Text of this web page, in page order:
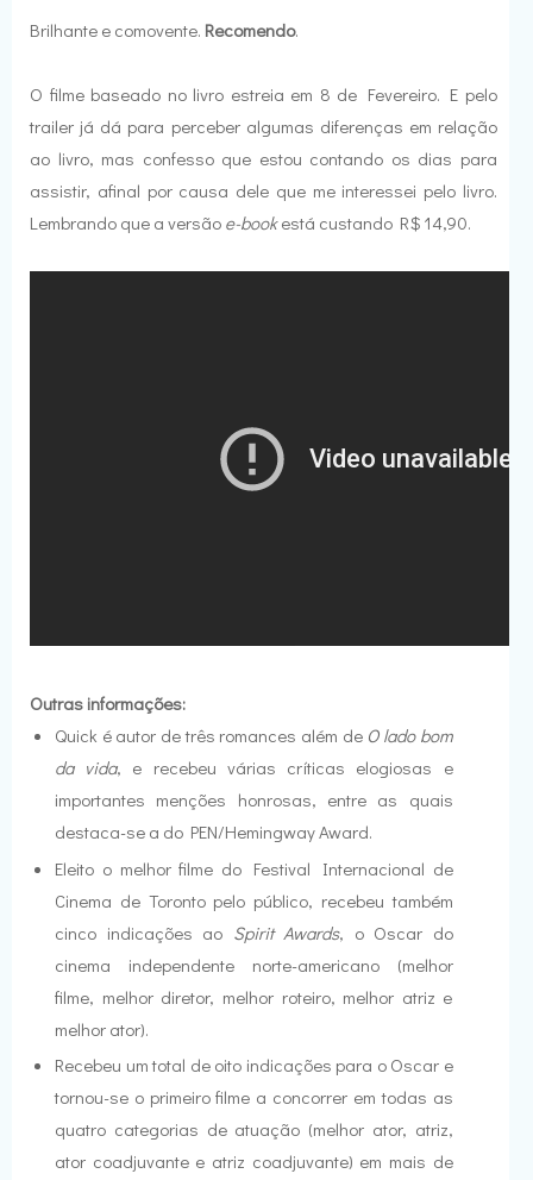
Brilhante e comovente. Recomendo.
O filme baseado no livro estreia em 8 de Fevereiro. E pelo
trailer já dá para perceber algumas diferenças em relação
ao livro, mas confesso que estou contando os dias para
assistir, afinal por causa dele que me interessei pelo livro.
Lembrando que a versão e-bookestá custando R$ 14,90.
Outras informações:
Quick é autor de três romances além de O lado bom
da vida, e recebeu várias críticas elogiosas e
importantes menções honrosas, entre as quais
destaca-se a do PEN/Hemingway Award.
Eleito o melhor filme do Festival Internacional de
Cinema de Toronto pelo público, recebeu também
cinco indicações ao Spirit Awards, o Oscar do
cinema independente norte-americano (melhor
filme, melhor diretor, melhor roteiro, melhor atriz e
melhor ator).
Recebeu um total de oito indicações para o Oscar e
tornou-se o primeiro filme a concorrer em todas as
quatro categorias de atuação (melhor ator, atriz,
ator coadjuvante e atriz coadjuvante) em mais de